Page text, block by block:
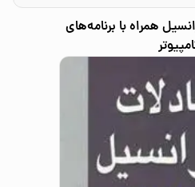
همراه با برنامه‌های